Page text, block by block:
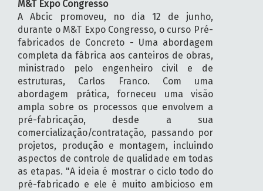
M&T Expo Congresso
A Abcic promoveu, no dia 12 de junho,
durante o M&T Expo Congresso, o curso Pré-
fabricados de Concreto - Uma abordagem
completa da fábrica aos canteiros de obras,
ministrado pelo engenheiro civil e de
estruturas, Carlos Franco. Com uma
abordagem prática, forneceu uma visão
ampla sobre os processos que envolvem a
pré-fabricação, desde a sua
comercialização/contratação, passando por
projetos, produção e montagem, incluindo
aspectos de controle de qualidade em todas
as etapas. "A ideia é mostrar o ciclo todo do
pré-fabricado e ele é muito ambicioso em